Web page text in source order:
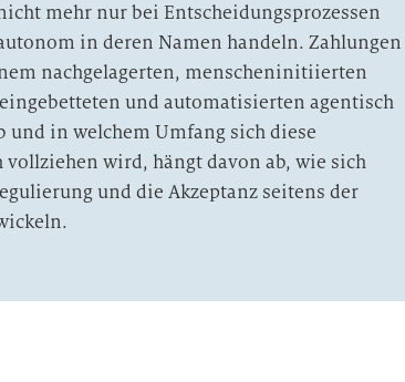
mehr nur bei Entscheidungsprozessen
in deren Namen handeln. Zahlungen
nachgelagerten, menscheninitiierten
und automatisierten agentisch
in welchem Umfang sich diese
wird, hängt davon ab, wie sich
und die Akzeptanz seitens der